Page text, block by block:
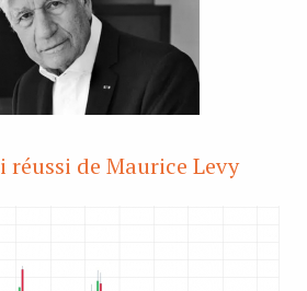
réussi de Maurice Levy